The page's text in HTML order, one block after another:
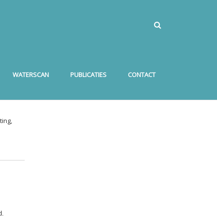
WATERSCAN PUBLICATIES CONTACT